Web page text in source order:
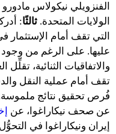
الفنزويلي نيكولاس
الولايات المتحدة. ثالثًا:
التي تقف أمام الإستثمار
عليها. على الرغم من
والاتفاقيات الثنائية،
تقف أمام عملية النقل
فُرص تحقيق نتائج ملموسة.
عن صحف نيكاراغوا، عن
إيران ونيكاراغوا في